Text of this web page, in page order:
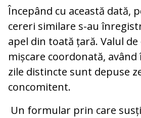
Începând cu această dată,
cereri similare s-au
apel din toată țară. Valul
mișcare coordonată, având
zile distincte sunt depuse
concomitent.
Un formular prin care